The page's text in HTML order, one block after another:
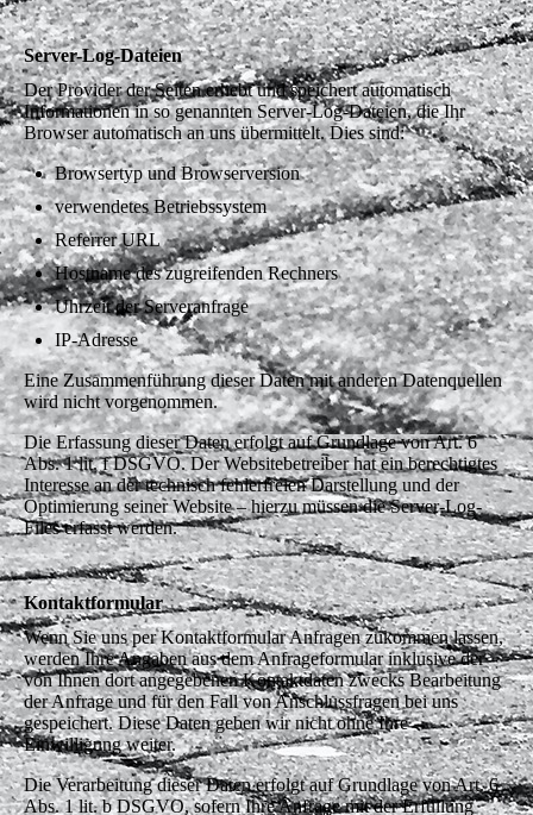
Server-Log-Dateien
Der Provider der Seiten erhebt und speichert automatisch
Informationen in so genannten Server-Log-Dateien, die Ihr
Browser automatisch an uns übermittelt. Dies sind:
Browsertyp und Browserversion
verwendetes Betriebssystem
Referrer URL
Hostname des zugreifenden Rechners
Uhrzeit der Serveranfrage
IP-Adresse
Eine Zusammenführung dieser Daten mit anderen Datenquellen
wird nicht vorgenommen.
Die Erfassung dieser Daten erfolgt auf Grundlage von Art. 6
Abs. 1 lit. f DSGVO. Der Websitebetreiber hat ein berechtigtes
Interesse an der technisch fehlerfreien Darstellung und der
Optimierung seiner Website – hierzu müssen die Server-Log-
Files erfasst werden.
Kontaktformular
Wenn Sie uns per Kontaktformular Anfragen zukommen lassen,
werden Ihre Angaben aus dem Anfrageformular inklusive der
von Ihnen dort angegebenen Kontaktdaten zwecks Bearbeitung
der Anfrage und für den Fall von Anschlussfragen bei uns
gespeichert. Diese Daten geben wir nicht ohne Ihre
Einwilligung weiter.
Die Verarbeitung dieser Daten erfolgt auf Grundlage von Art. 6
Abs. 1 lit. b DSGVO, sofern Ihre Anfrage mit der Erfüllung